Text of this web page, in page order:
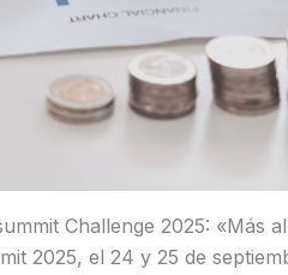
Challenge 2025: «Más
2025, el 24 y 25 de